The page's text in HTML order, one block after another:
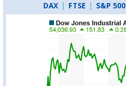
DAX | FTSE | S&P 500